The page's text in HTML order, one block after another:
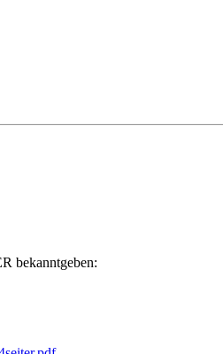
bekanntgeben: